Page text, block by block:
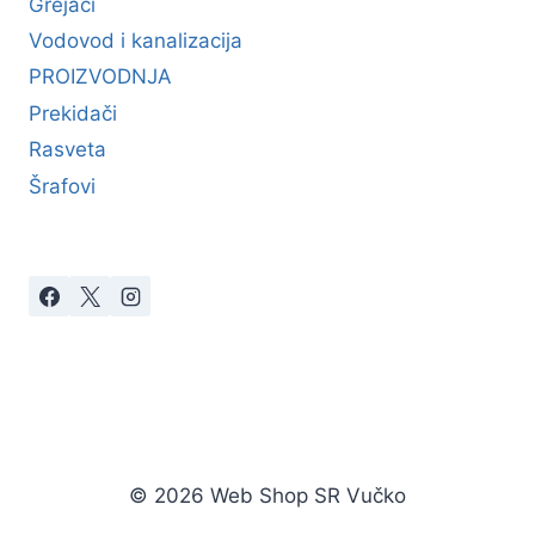
Vodovod i kanalizacija
PROIZVODNJA
Prekidači
Rasveta
Šrafovi
© 2026 Web Shop SR Vučko